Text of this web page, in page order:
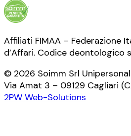
Affiliati FIMAA – Federazione
d’Affari. Codice
© 2026 Soimm Srl
Via Amat 3 – 09129 Cagliari (
2PW Web-Solutions